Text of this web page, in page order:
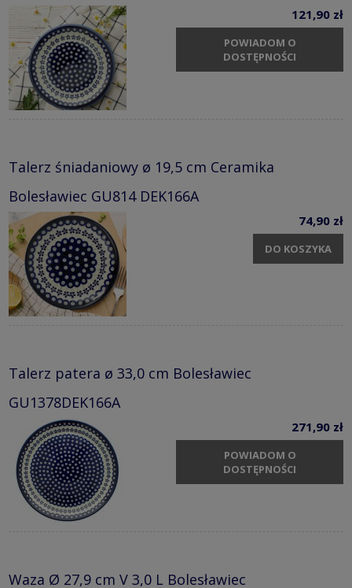
121,90 zł
POWIADOM O
DOSTĘPNOŚCI
Talerz śniadaniowy ø 19,5 cm Ceramika
Bolesławiec GU814 DEK166A
74,90 zł
DO KOSZYKA
Talerz patera ø 33,0 cm Bolesławiec
GU1378DEK166A
271,90 zł
POWIADOM O
DOSTĘPNOŚCI
Waza Ø 27,9 cm V 3,0 L Bolesławiec